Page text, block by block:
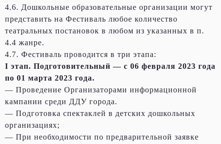
4.6. Дошкольные образовательные организации могут
представить на Фестиваль любое количество
театральных постановок в любом из указанных в п.
4.4 жанре.
4.7. Фестиваль проводится в три этапа:
I этап. Подготовительный — с 06 февраля 2023 года
по 01 марта 2023 года.
— Проведение Организаторами информационной
кампании среди ДДУ города.
— Подготовка спектаклей в детских дошкольных
организациях;
— При необходимости по предварительной заявке